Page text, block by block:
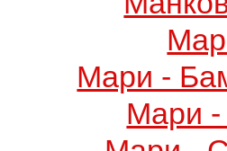
Мари -
Мари -